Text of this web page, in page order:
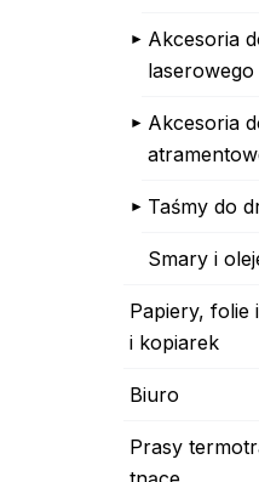
Akcesoria
laserowego
Akcesoria
Taśmy do
Smary i
Papiery, folie
i kopiarek
Biuro
Prasy